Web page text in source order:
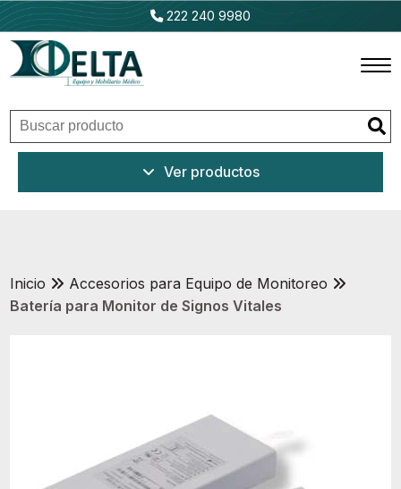
222 240 9980
Inicio
Outlet
Ver productos
Inicio
Accesorios para Equipo de Monitoreo
Batería para Monitor de Signos Vitales